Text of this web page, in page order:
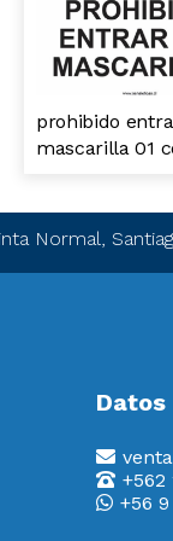
prohibido
mascarilla 01
Normal,
+562
+56